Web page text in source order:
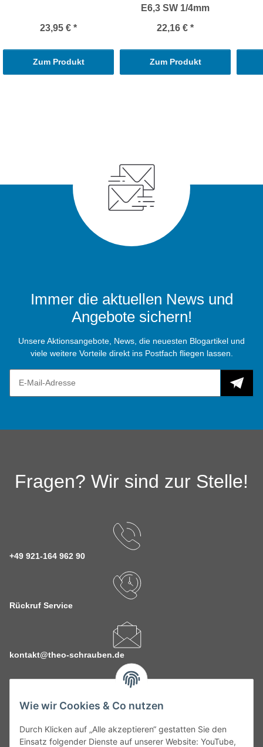
Wie wir Cookies & Co nutzen
Durch Klicken auf „Alle akzeptieren“ gestatten Sie den
Einsatz folgender Dienste auf unserer Website: YouTube,
23,95 € *
Zum Produkt
E6,3 SW 1/4mm
22,16 € *
Zum Produkt
Immer die aktuellen News und
Angebote sichern!
Unsere Aktionsangebote, News, die neuesten Blogartikel und
viele weitere Vorteile direkt ins Postfach fliegen lassen.
Fragen? Wir sind zur Stelle!
+49 921-164 962 90
Rückruf Service
kontakt@theo-schrauben.de
Service